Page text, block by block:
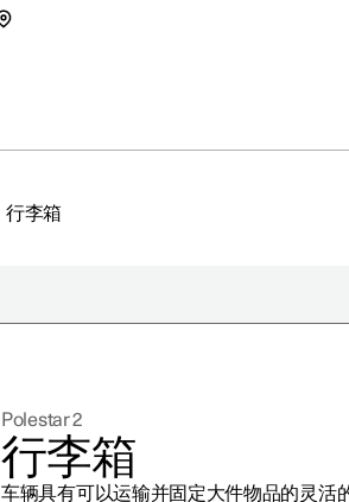
新闻
注册新闻简报
行李箱
Polestar 2
行李箱
车辆具有可以运输并固定大件物品的灵活